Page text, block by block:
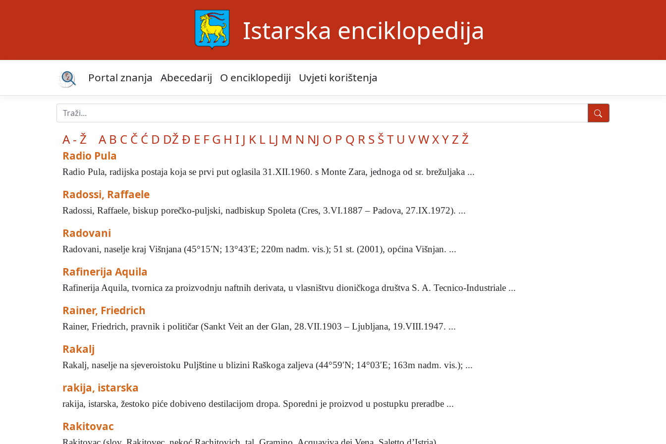
Istarska enciklopedija
Portal znanja Abecedarij O enciklopediji Uvjeti korištenja
A - Ž A B C Č Ć D DŽ Đ E F G H I J K L LJ M N NJ O P Q R S Š T U VWXY Z Ž
Radio Pula
Radio Pula, radijska postaja koja se prvi put oglasila 31.XII.1960. s Monte Zara, jednoga od sr. brežuljaka ...
Radossi, Raffaele
Radossi, Raffaele, biskup porečko-puljski, nadbiskup Spoleta (Cres, 3.VI.1887 – Padova, 27.IX.1972). ...
Radovani
Radovani, naselje kraj Višnjana (45°15′N; 13°43′E; 220m nadm. vis.); 51 st. (2001), općina Višnjan. ...
Rafinerija Aquila
Rafinerija Aquila, tvornica za proizvodnju naftnih derivata, u vlasništvu dioničkoga društva S. A. Tecnico-Industriale ...
Rainer, Friedrich
Rainer, Friedrich, pravnik i političar (Sankt Veit an der Glan, 28.VII.1903 – Ljubljana, 19.VIII.1947. ...
Rakalj
Rakalj, naselje na sjeveroistoku Puljštine u blizini Raškoga zaljeva (44°59′N; 14°03′E; 163m nadm. vis.); ...
rakija, istarska
rakija, istarska, žestoko piće dobiveno destilacijom dropa. Sporedni je proizvod u postupku preradbe ...
Rakitovac